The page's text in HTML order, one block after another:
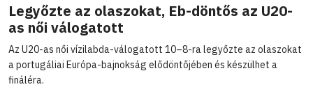
Legyőzte az olaszokat, Eb-döntős az U20-
as női válogatott
Az U20-as női vízilabda-válogatott 10–8-ra legyőzte az olaszokat
a portugáliai Európa-bajnokság elődöntőjében és készülhet a
fináléra.